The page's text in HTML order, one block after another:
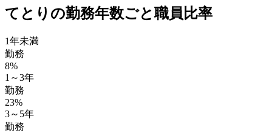
てとりの勤務年数ごと職員比率
1年未満
勤務
8%
1～3年
勤務
23%
3～5年
勤務